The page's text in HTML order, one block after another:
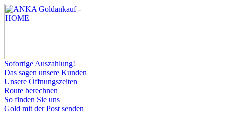
Sofortige Auszahlung!
Das sagen unsere Kunden
Unsere Öffnungszeiten
Route berechnen
So finden Sie uns
Gold mit der Post senden